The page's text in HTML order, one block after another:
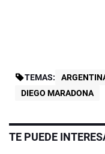
TEMAS:
DIEGO MARADONA
TE PUEDE